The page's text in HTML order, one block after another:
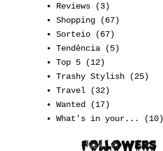
Reviews
(3)
Shopping
(67)
Sorteio
(67)
Tendência
(5)
Top 5
(12)
Trashy Stylish
(25)
Travel
(32)
Wanted
(17)
What's in your...
(10)